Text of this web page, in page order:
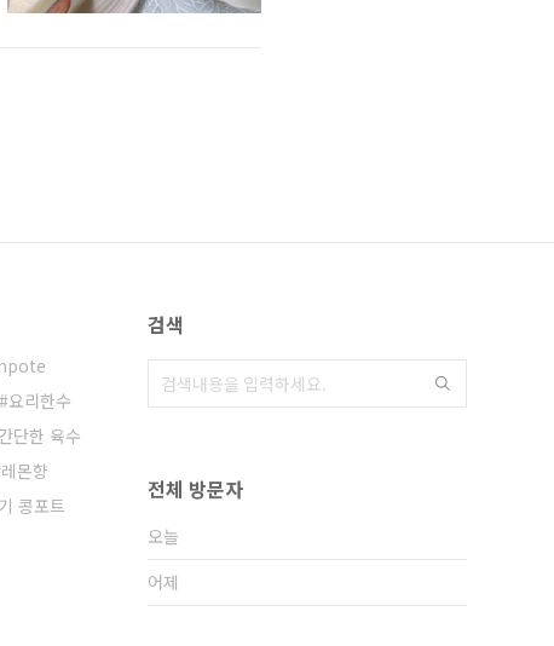
요리한수
간단한 육수
레몬향
콩포트
검색
전체 방문자
오늘
어제